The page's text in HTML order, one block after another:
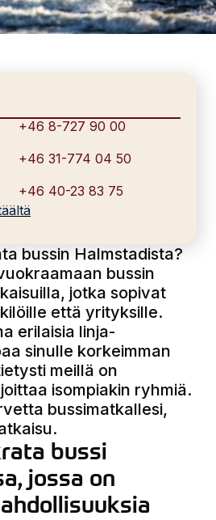
+46 8-727 90 00
+46 31-774 04 50
+46 40-23 83 75
bussin Halmstadista?
bussin
jotka sopivat
että yrityksille.
erilaisia linja-
sinulle korkeimman
meillä on
isompiakin ryhmiä.
bussimatkallesi,
bussi
jossa on